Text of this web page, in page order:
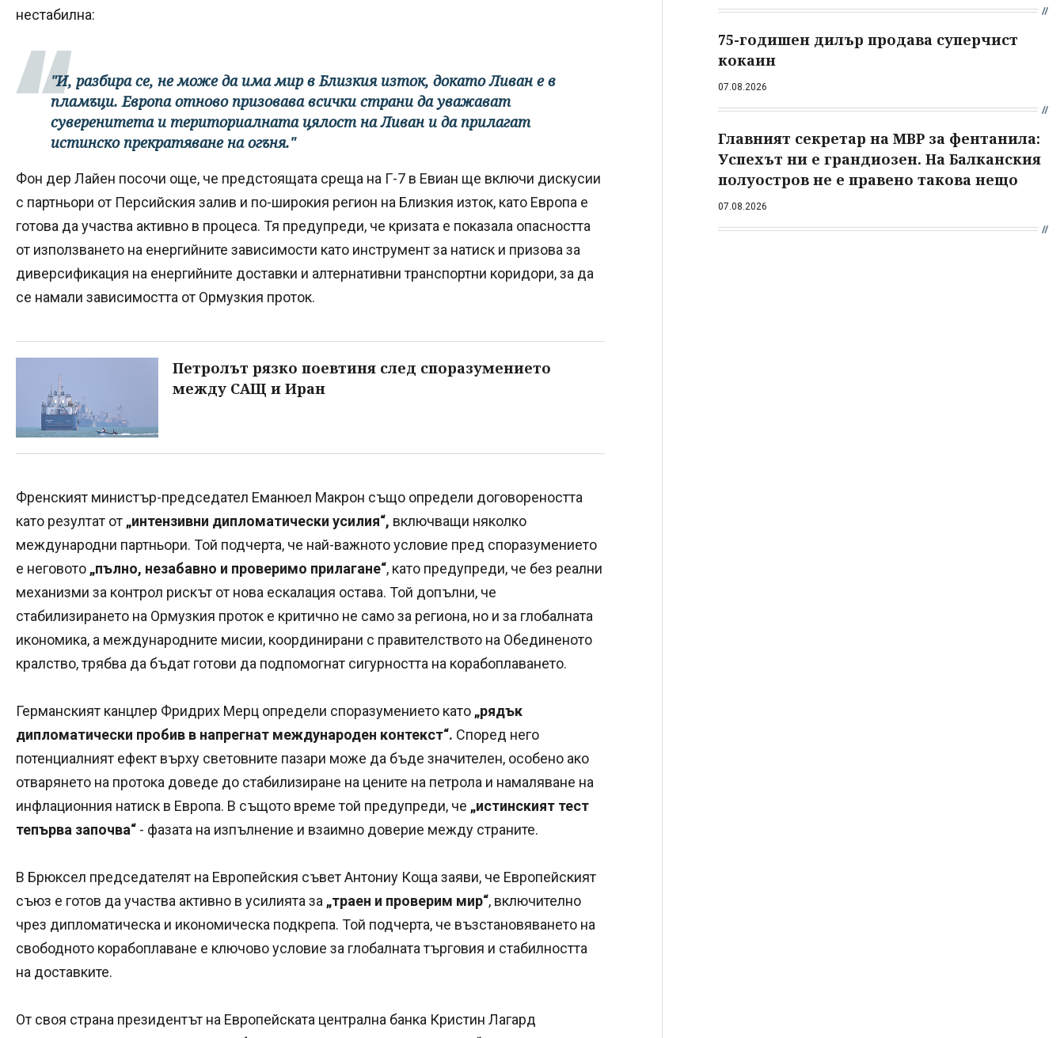
нестабилна:
"И, разбира се, не може да има мир в Близкия изток, докато Ливан е в
пламъци. Европа отново призовава всички страни да уважават
суверенитета и териториалната цялост на Ливан и да прилагат
истинско прекратяване на огъня."
Фон дер Лайен посочи още, че предстоящата среща на Г-7 в Евиан ще включи дискусии
с партньори от Персийския залив и по-широкия регион на Близкия изток, като Европа е
готова да участва активно в процеса. Тя предупреди, че кризата е показала опасността
от използването на енергийните зависимости като инструмент за натиск и призова за
диверсификация на енергийните доставки и алтернативни транспортни коридори, за да
се намали зависимостта от Ормузкия проток.
Петролът рязко поевтиня след споразумението
между САЩ и Иран
Френският министър-председател Еманюел Макрон също определи договореността
като резултат от „интензивни дипломатически усилия“, включващи няколко
международни партньори. Той подчерта, че най-важното условие пред споразумението
е неговото „пълно, незабавно и проверимо прилагане“, като предупреди, че без реални
механизми за контрол рискът от нова ескалация остава. Той допълни, че
стабилизирането на Ормузкия проток е критично не само за региона, но и за глобалната
икономика, а международните мисии, координирани с правителството на Обединеното
кралство, трябва да бъдат готови да подпомогнат сигурността на корабоплаването.
Германският канцлер Фридрих Мерц определи споразумението като „рядък
дипломатически пробив в напрегнат международен контекст“. Според него
потенциалният ефект върху световните пазари може да бъде значителен, особено ако
отварянето на протока доведе до стабилизиране на цените на петрола и намаляване на
инфлационния натиск в Европа. В същото време той предупреди, че „истинският тест
тепърва започва“ - фазата на изпълнение и взаимно доверие между страните.
В Брюксел председателят на Европейския съвет Антониу Коща заяви, че Европейският
съюз е готов да участва активно в усилията за „траен и проверим мир“, включително
чрез дипломатическа и икономическа подкрепа. Той подчерта, че възстановяването на
свободното корабоплаване е ключово условие за глобалната търговия и стабилността
на доставките.
От своя страна президентът на Европейската централна банка Кристин Лагард
75-годишен дилър продава суперчист
кокаин
07.08.2026
Главният секретар на МВР за фентанила:
Успехът ни е грандиозен. На Балканския
полуостров не е правено такова нещо
07.08.2026